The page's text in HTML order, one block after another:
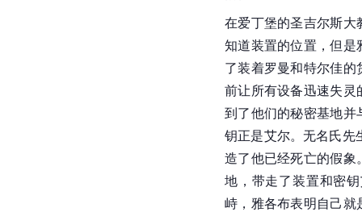
在爱丁堡的圣吉尔斯大
知道装置的位置，但是
了装着罗曼和特尔佳
前让所有设备迅速失灵
到了他们的秘密基地并
钥正是艾尔。无名氏先
造了他已经死亡的假象
地，带走了装置和密
峙，雅各布表明自己就